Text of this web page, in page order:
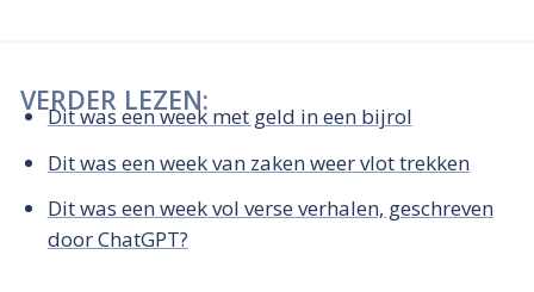
VERDER LEZEN:
Dit was een week met geld in een bijrol
Dit was een week van zaken weer vlot trekken
Dit was een week vol verse verhalen, geschreven
door ChatGPT?